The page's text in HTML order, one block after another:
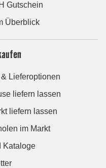
Gutschein
Überblick
Lieferoptionen
liefern lassen
liefern lassen
im Markt
Kataloge